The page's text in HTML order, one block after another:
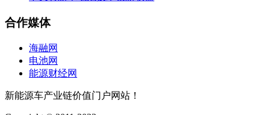
合作媒体
海融网
电池网
能源财经网
新能源车产业链价值门户网站！